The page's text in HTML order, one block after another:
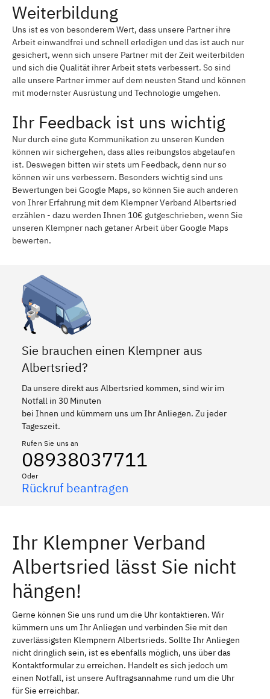
Weiterbildung
Uns ist es von besonderem Wert, dass unsere Partner ihre
Arbeit einwandfrei und schnell erledigen und das ist auch nur
gesichert, wenn sich unsere Partner mit der Zeit weiterbilden
und sich die Qualität ihrer Arbeit stets verbessert. So sind
alle unsere Partner immer auf dem neusten Stand und können
mit modernster Ausrüstung und Technologie umgehen.
Ihr Feedback ist uns wichtig
Nur durch eine gute Kommunikation zu unseren Kunden
können wir sichergehen, dass alles reibungslos abgelaufen
ist. Deswegen bitten wir stets um Feedback, denn nur so
können wir uns verbessern. Besonders wichtig sind uns
Bewertungen bei Google Maps, so können Sie auch anderen
von Ihrer Erfahrung mit dem Klempner Verband Albertsried
erzählen - dazu werden Ihnen 10€ gutgeschrieben, wenn Sie
unseren Klempner nach getaner Arbeit über Google Maps
bewerten.
Sie brauchen einen Klempner aus
Albertsried?
Da unsere direkt aus Albertsried kommen, sind wir im
Notfall in 30 Minuten
bei Ihnen und kümmern uns um Ihr Anliegen. Zu jeder
Tageszeit.
Rufen Sie uns an
08938037711
Oder
Rückruf beantragen
Ihr Klempner Verband
Albertsried lässt Sie nicht
hängen!
Gerne können Sie uns rund um die Uhr kontaktieren. Wir
kümmern uns um Ihr Anliegen und verbinden Sie mit den
zuverlässigsten Klempnern Albertsrieds. Sollte Ihr Anliegen
nicht dringlich sein, ist es ebenfalls möglich, uns über das
Kontaktformular zu erreichen. Handelt es sich jedoch um
einen Notfall, ist unsere Auftragsannahme rund um die Uhr
für Sie erreichbar.